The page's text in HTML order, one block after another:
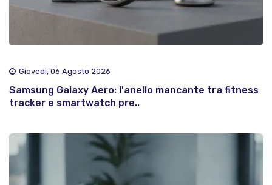
Giovedì, 06 Agosto 2026
Samsung Galaxy Aero: l'anello mancante tra fitness
tracker e smartwatch pre..